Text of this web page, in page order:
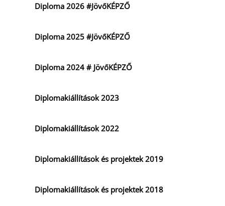
Diploma 2026 #JövőKÉPZŐ
Diploma 2025 #JövőKÉPZŐ
Diploma 2024 # JövőKÉPZŐ
Diplomakiállítások 2023
Diplomakiállítások 2022
Diplomakiállítások és projektek 2019
Diplomakiállítások és projektek 2018